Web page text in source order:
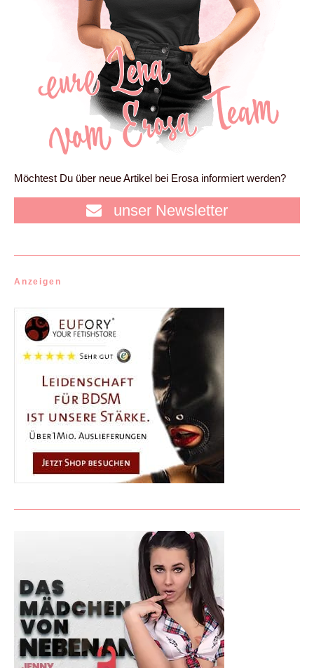
Möchtest Du über neue Artikel bei Erosa informiert werden?
unser Newsletter
Anzeigen